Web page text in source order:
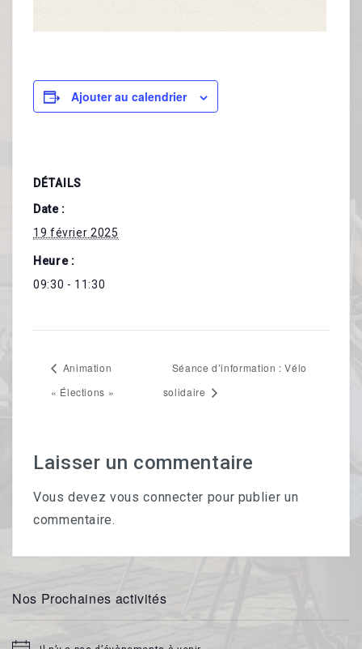
Ajouter au calendrier
DÉTAILS
Date :
19 février 2025
Heure :
09:30 - 11:30
Animation
« Élections »
Séance d’information : Vélo
solidaire
Laisser un commentaire
Vous devezvous connecter pour publier un
commentaire.
Nos Prochaines activités